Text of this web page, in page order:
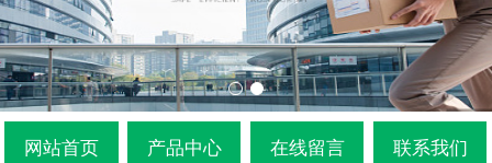
网站首页 产品中心 在线留言 联系我们